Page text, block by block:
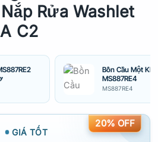
Rửa Washlet
C2
Bồn Cầu Một
MS887RE4
MS887RE4
GIÁ TỐT
20% OFF